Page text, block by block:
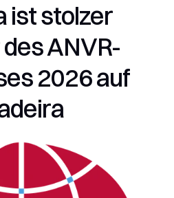
ist stolzer
ANVR-
2026 auf